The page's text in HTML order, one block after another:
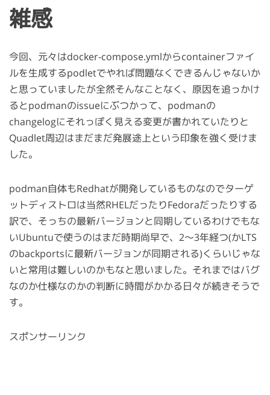
雑感
今回、元々はdocker-compose.ymlからcontainerファイ
ルを生成するpodletでやれば問題なくできるんじゃないか
と思っていましたが全然そんなことなく、原因を追っかけ
るとpodmanのissueにぶつかって、podmanの
changelogにそれっぽく見える変更が書かれていたりと
Quadlet周辺はまだまだ発展途上という印象を強く受けま
した。
podman自体もRedhatが開発しているものなのでターゲ
ットディストロは当然RHELだったりFedoraだったりする
訳で、そっちの最新バージョンと同期しているわけでもな
いUbuntuで使うのはまだ時期尚早で、2〜3年経つ(かLTS
のbackportsに最新バージョンが同期される)くらいじゃな
いと常用は難しいのかもなと思いました。それまではバグ
なのか仕様なのかの判断に時間がかかる日々が続きそうで
す。
スポンサーリンク